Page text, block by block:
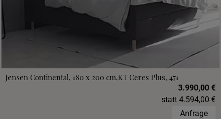
Jensen Continental, 180 x 200 cm,KT Ceres Plus, 471
3.990,00 €
statt 4.594,00 €
Anfrage